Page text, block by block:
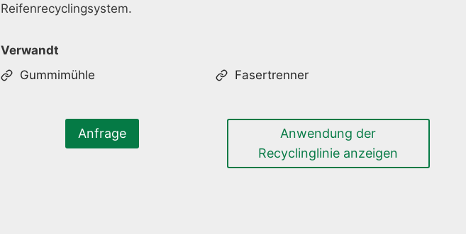
Reifenrecyclingsystem.
Verwandt
Gummimühle
Fasertrenner
Anfrage
Anwendung der
Recyclinglinie anzeigen